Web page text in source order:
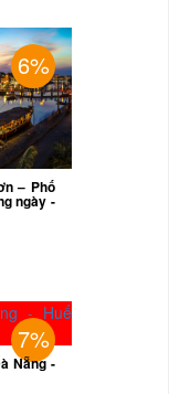
6%
– Phố
ngày -
7%
Nẵng -